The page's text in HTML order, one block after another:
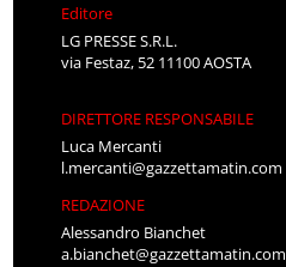
Editore
LG PRESSE S.R.L.
via Festaz, 52 11100 AOSTA
DIRETTORE RESPONSABILE
Luca Mercanti
l.mercanti@gazzettamatin.com
REDAZIONE
Alessandro Bianchet
a.bianchet@gazzettamatin.com